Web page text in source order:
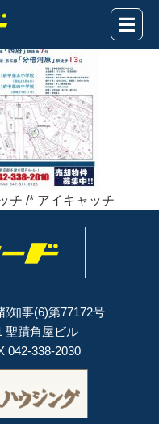
チ /* アイキャッチ
知事(6)第77172号
聖蹟角屋ビル
042-338-2030